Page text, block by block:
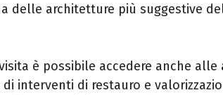
delle architetture più suggestive
è possibile accedere anche alle
interventi di restauro e